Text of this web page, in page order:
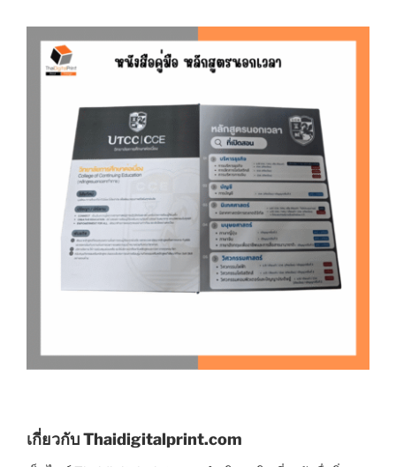
เกี่ยวกับ Thaidigitalprint.com